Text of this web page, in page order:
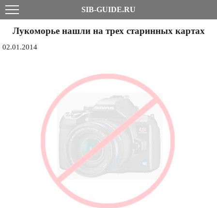
SIB-GUIDE.RU
Лукоморье нашли на трех старинных картах
02.01.2014